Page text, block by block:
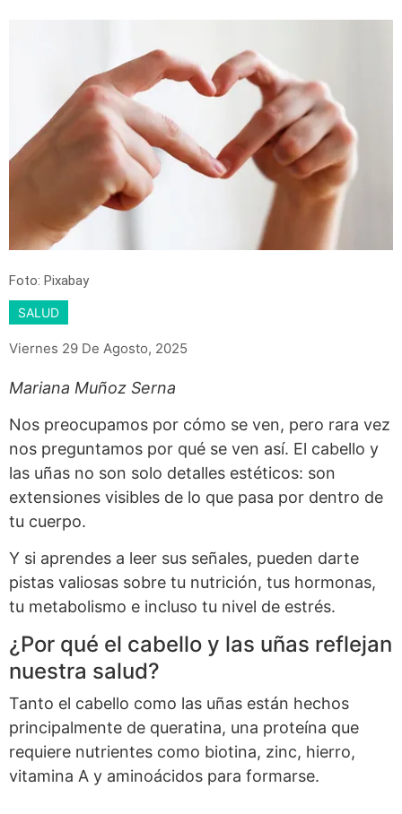
Foto: Pixabay
SALUD
Viernes 29 De Agosto, 2025
Mariana Muñoz Serna
Nos preocupamos por cómo se ven, pero rara vez
nos preguntamos por qué se ven así. El cabello y
las uñas no son solo detalles estéticos: son
extensiones visibles de lo que pasa por dentro de
tu cuerpo.
Y si aprendes a leer sus señales, pueden darte
pistas valiosas sobre tu nutrición, tus hormonas,
tu metabolismo e incluso tu nivel de estrés.
¿Por qué el cabello y las uñas reflejan
nuestra salud?
Tanto el cabello como las uñas están hechos
principalmente de queratina, una proteína que
requiere nutrientes como biotina, zinc, hierro,
vitamina A y aminoácidos para formarse.